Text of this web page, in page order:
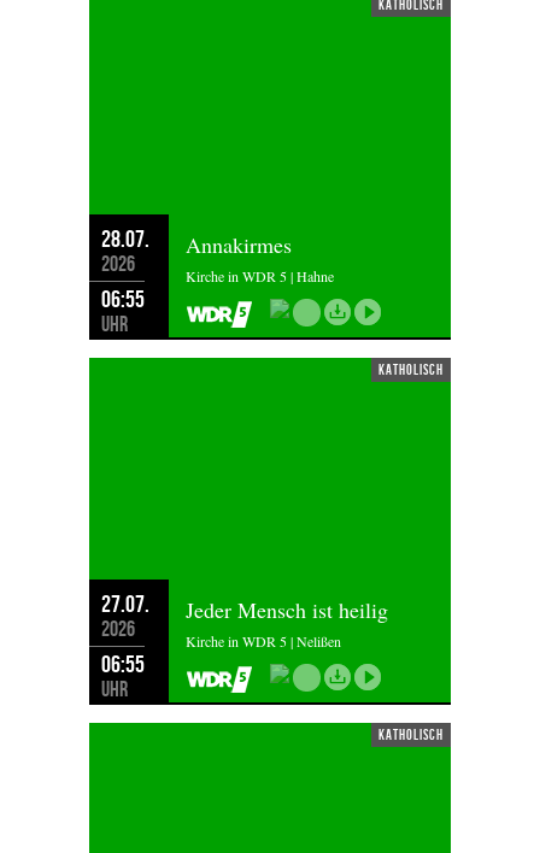
katholisch
28.07.
2026
06:55
Uhr
Annakirmes
Kirche in WDR 5 | Hahne
katholisch
27.07.
2026
06:55
Uhr
Jeder Mensch ist heilig
Kirche in WDR 5 | Nelißen
katholisch